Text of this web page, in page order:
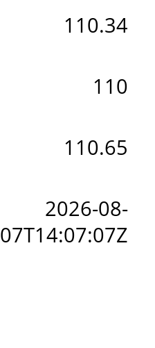
110.34
110
110.65
2026-08-
07T14:07:07Z